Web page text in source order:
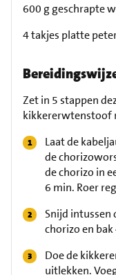
600 g geschrapte
4 takjes platte
Zet in 5 stappen
kikkererwtenstoof
Laat de
de
de chorizo in
6 min. Roer
Snijd intussen
chorizo en
Doe de
uitlekken.